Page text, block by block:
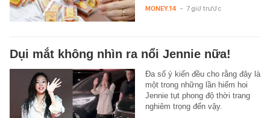
MONEY.14 - 7 giờ trước
Dụi mắt không nhìn ra nổi Jennie nữa!
Đa số ý kiến đều cho rằng đây là
một trong những lần hiếm hoi
Jennie tụt phong độ thời trang
nghiêm trọng đến vậy.